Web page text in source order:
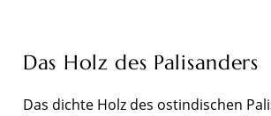
Das Holz des Palisanders
Das dichte Holz des ostindischen